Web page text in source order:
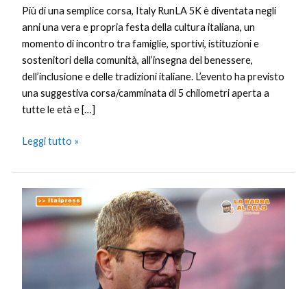
Più di una semplice corsa, Italy RunLA 5K è diventata negli
anni una vera e propria festa della cultura italiana, un
momento di incontro tra famiglie, sportivi, istituzioni e
sostenitori della comunità, all’insegna del benessere,
dell’inclusione e delle tradizioni italiane. L’evento ha previsto
una suggestiva corsa/camminata di 5 chilometri aperta a
tutte le età e […]
Leggi tutto »
La
Barba
al
Palo